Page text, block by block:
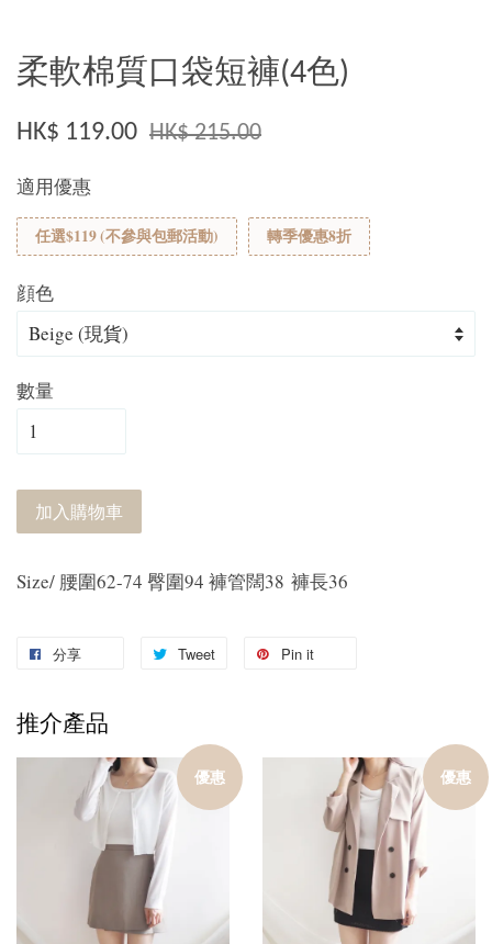
柔軟棉質口袋短褲(4色)
HK$ 119.00 HK$ 215.00
適用優惠
任選$119 (不參與包郵活動) 轉季優惠8折
顔色
數量
加入購物車
Size/ 腰圍62-74 臀圍94 褲管闊38 褲長36
分享 Tweet Pin it
推介產品
優惠 優惠